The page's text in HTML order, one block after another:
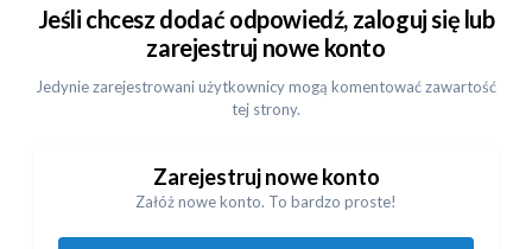
Jeśli chcesz dodać odpowiedź, zaloguj się lub
zarejestruj nowe konto
Jedynie zarejestrowani użytkownicy mogą komentować zawartość
tej strony.
Zarejestruj nowe konto
Załóż nowe konto. To bardzo proste!